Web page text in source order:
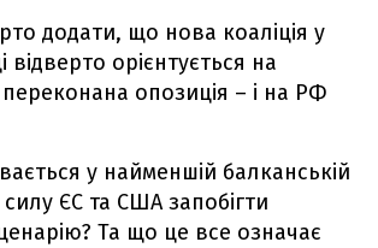
додати, що нова коаліція у
відверто орієнтується на
опозиція – і на РФ
у найменшій балканській
силу ЄС та США запобігти
Та що це все означає